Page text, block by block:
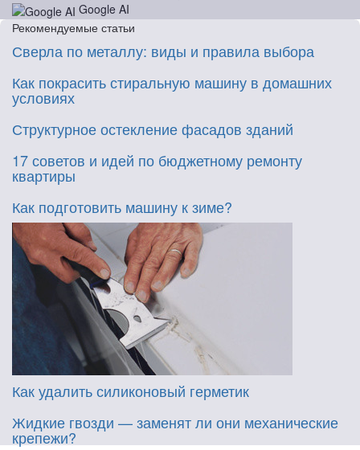
Google AI
Рекомендуемые статьи
Сверла по металлу: виды и правила выбора
Как покрасить стиральную машину в домашних
условиях
Структурное остекление фасадов зданий
17 советов и идей по бюджетному ремонту
квартиры
Как подготовить машину к зиме?
Как удалить силиконовый герметик
Жидкие гвозди — заменят ли они механические
крепежи?